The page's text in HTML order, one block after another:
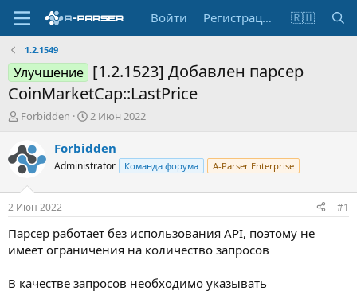
Войти Регистрация 🇷🇺
1.2.1549
Улучшение [1.2.1523] Добавлен парсер
CoinMarketCap::LastPrice
А
т
о
р
т
е
м
ы
Forbidden
Д
т
н
а
л
2 Июн 2022
Forbidden
Administrator Команда форума A-Parser Enterprise
2 Июн 2022 #1
Парсер работает без использования API, поэтому не
имеет ограничения на количество запросов
В качестве запросов необходимо указывать